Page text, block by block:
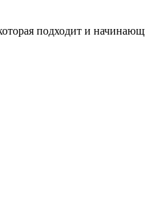
подходит и